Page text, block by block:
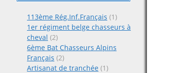
113ème Rég.Inf.Français (1)
1er régiment belge chasseurs à
cheval (2)
6ème Bat Chasseurs Alpins
Français (2)
Artisanat de tranchée (1)